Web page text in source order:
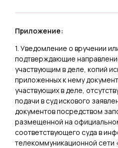
Приложение:
1. Уведомление о вручении
подтверждающие
участвующим в деле, копий
приложенных к нему
участвующих в деле,
подачи в суд искового
документов посредством
размещенной на
соответствующего суда в
телекоммуникационной сети